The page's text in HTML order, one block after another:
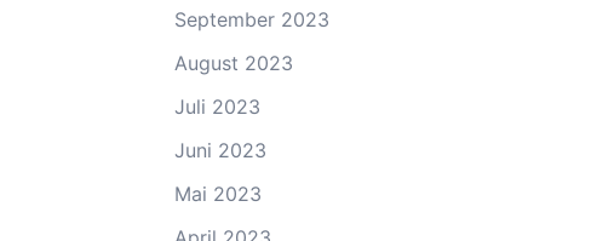
September 2023
August 2023
Juli 2023
Juni 2023
Mai 2023